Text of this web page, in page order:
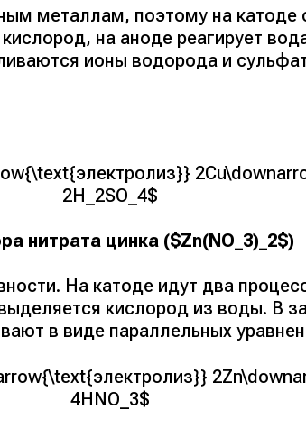
металлам, поэтому на катоде
на аноде реагирует
ионы водорода и
2H_2SO_4$
нитрата цинка ($Zn(NO_3)_2$)
На катоде идут два
кислород из воды. В
в виде параллельных
4HNO_3$